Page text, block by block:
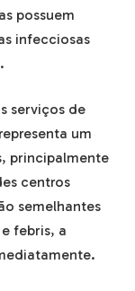
possuem
infecciosas
serviços de
um
principalmente
centros
semelhantes
febris, a